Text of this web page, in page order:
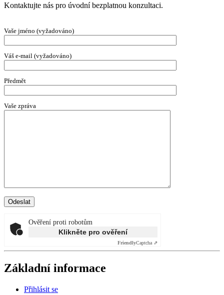
Kontaktujte nás pro úvodní bezplatnou konzultaci.
Vaše jméno (vyžadováno)
Váš e-mail (vyžadováno)
Předmět
Vaše zpráva
Ověření proti robotům
Klikněte pro ověření
FriendlyCaptcha ⇗
Základní informace
Přihlásit se